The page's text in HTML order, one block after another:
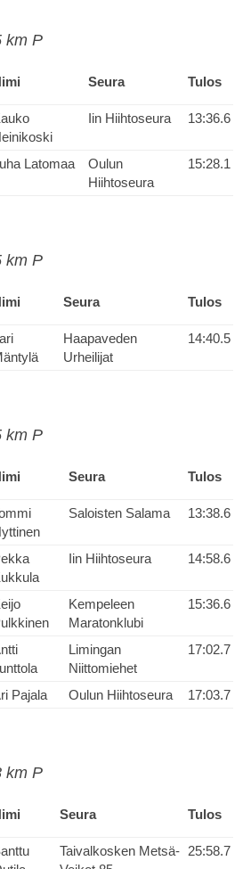
km P
Seura Tulos
Iin Hiihtoseura 13:36.6
Latomaa
Oulun
Hiihtoseura
15:28.1
km P
Seura Tulos
Haapaveden
Urheilijat
14:40.5
km P
Seura Tulos
Saloisten Salama 13:38.6
Iin Hiihtoseura 14:58.6
Kempeleen
Maratonklubi
15:36.6
Limingan
Niittomiehet
17:02.7
Pajala Oulun Hiihtoseura 17:03.7
km P
Seura Tulos
Taivalkosken Metsä- 25:58.7